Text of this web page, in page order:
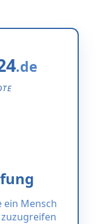
ein Mensch